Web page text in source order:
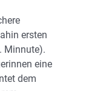
ersten
Minnute).
eine
dem